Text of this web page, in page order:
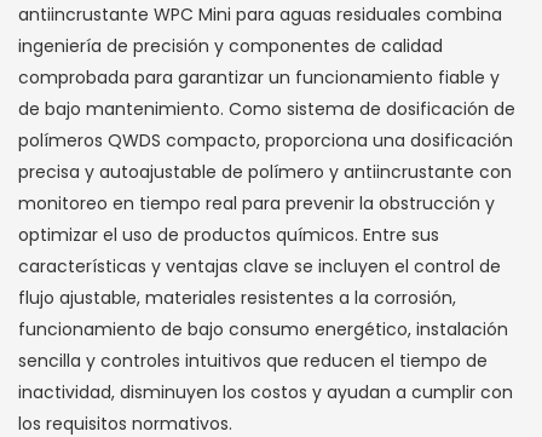
antiincrustante WPC Mini para aguas residuales combina
ingeniería de precisión y componentes de calidad
comprobada para garantizar un funcionamiento fiable y
de bajo mantenimiento. Como sistema de dosificación de
polímeros QWDS compacto, proporciona una dosificación
precisa y autoajustable de polímero y antiincrustante con
monitoreo en tiempo real para prevenir la obstrucción y
optimizar el uso de productos químicos. Entre sus
características y ventajas clave se incluyen el control de
flujo ajustable, materiales resistentes a la corrosión,
funcionamiento de bajo consumo energético, instalación
sencilla y controles intuitivos que reducen el tiempo de
inactividad, disminuyen los costos y ayudan a cumplir con
los requisitos normativos.